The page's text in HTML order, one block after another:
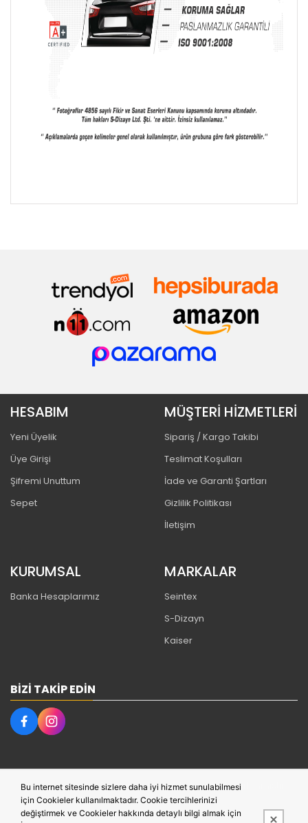
HESABIM
Yeni Üyelik
Üye Girişi
Şifremi Unuttum
Sepet
MÜŞTERİ HİZMETLERİ
Sipariş / Kargo Takibi
Teslimat Koşulları
İade ve Garanti Şartları
Gizlilik Politikası
İletişim
KURUMSAL
Banka Hesaplarımız
MARKALAR
Seintex
S-Dizayn
Kaiser
BIZI TAKIP EDIN
Bu site,PobolEti®Entegre E-ticaret Sistemi ile hazırlanmıştır.
Bu internet sitesinde sizlere daha iyi hizmet sunulabilmesi
için Cookieler kullanılmaktadır. Cookie tercihlerinizi
değiştirmek ve Cookieler hakkında detaylı bilgi almak için